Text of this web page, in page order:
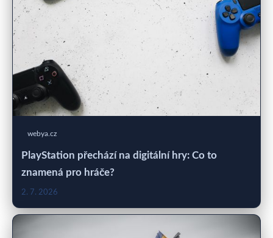
webya.cz
PlayStation přechází na digitální hry: Co to
znamená pro hráče?
2. 7. 2026